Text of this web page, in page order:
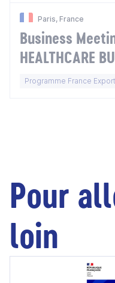
Paris, France
Business
HEALTHCARE
Programme France Export
Pour
loin